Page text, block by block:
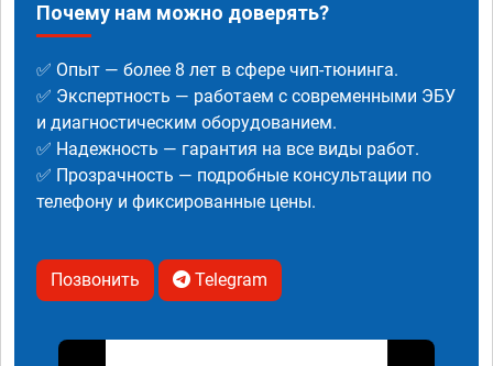
Почему нам можно доверять?
✅ Опыт — более 8 лет в сфере чип-тюнинга.
✅ Экспертность — работаем с современными ЭБУ
и диагностическим оборудованием.
✅ Надежность — гарантия на все виды работ.
✅ Прозрачность — подробные консультации по
телефону и фиксированные цены.
Позвонить Telegram